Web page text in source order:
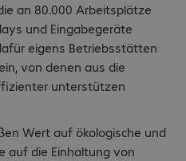
an 80.000 Arbeitsplätze
und Eingabegeräte
eigens Betriebsstätten
von denen aus die
unterstützen
Wert auf ökologische und
auf die Einhaltung von